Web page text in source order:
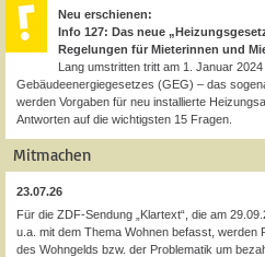
Neu erschienen:
Info 127: Das neue
Regelungen für Mieterinnen und
Lang umstritten tritt am 1. Januar
Gebäudeenergiegesetzes (GEG) – das
werden Vorgaben für neu installierte
Antworten auf die wichtigsten 15 Fragen.
Mitmachen
23.07.26
Für die ZDF-Sendung „Klartext“, die am
u.a. mit dem Thema Wohnen befasst, werden
des Wohngelds bzw. der Problematik um